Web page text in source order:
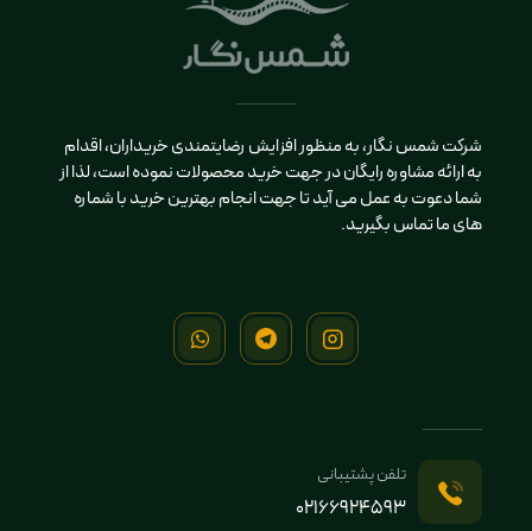
شرکت شمس نگار، به منظور افزایش رضایتمندی خریداران، اقدام
به ارائه مشاوره رایگان در جهت خرید محصولات نموده است، لذا از
شما دعوت به عمل می آید تا جهت انجام بهترین خرید با شماره
های ما تماس بگیرید.
تلفن پشتیبانی
02166924593